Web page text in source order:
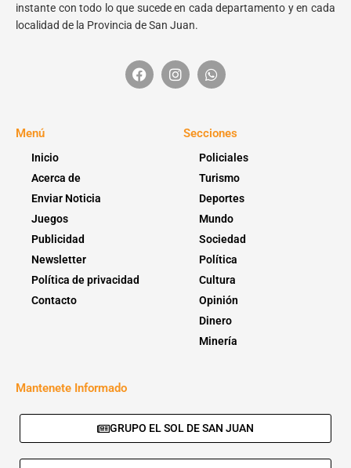
instante con todo lo que sucede en cada departamento y en cada
localidad de la Provincia de San Juan.
Menú
Inicio
Acerca de
Enviar Noticia
Juegos
Publicidad
Newsletter
Política de privacidad
Contacto
Secciones
Policiales
Turismo
Deportes
Mundo
Sociedad
Política
Cultura
Opinión
Dinero
Minería
Mantenete Informado
GRUPO EL SOL DE SAN JUAN